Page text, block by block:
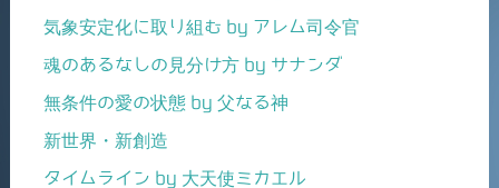
気象安定化に取り組む by アレム司令官
魂のあるなしの見分け方 by サナンダ
無条件の愛の状態 by 父なる神
新世界・新創造
タイムライン by 大天使ミカエル